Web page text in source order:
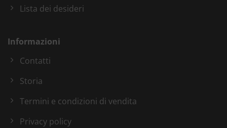
Lista dei desideri
Informazioni
Contatti
Storia
Termini e condizioni di vendita
Privacy policy